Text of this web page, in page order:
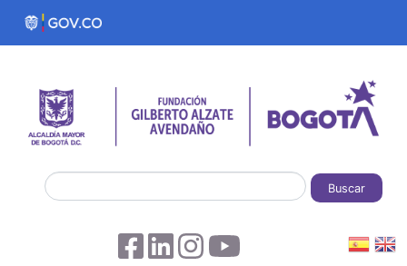
Pasar al contenido principal
Buscar